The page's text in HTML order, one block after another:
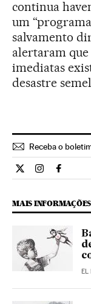
continua
um
salvamento
alertaram
imediatas
desastre
Receba o
Internacional El
MAIS INFORMAÇÕES
EL